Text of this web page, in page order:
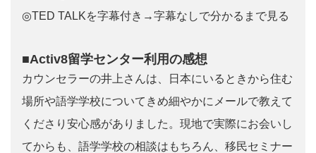
◎TED TALKを字幕付き→字幕なしで分かるまで見る
■Activ8留学センター利用の感想
カウンセラーの井上さんは、日本にいるときから住む
場所や語学学校についてきめ細やかにメールで教えて
くださり安心感がありました。現地で実際にお会いし
てからも、語学学校の相談はもちろん、移民セミナー